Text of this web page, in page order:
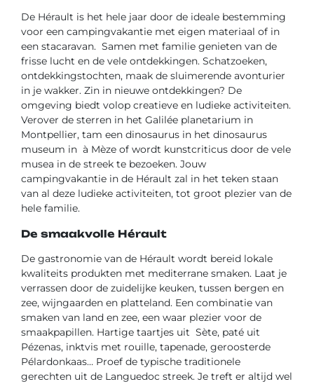
De Hérault is het hele jaar door de ideale bestemming
voor een campingvakantie met eigen materiaal of in
een stacaravan. Samen met familie genieten van de
frisse lucht en de vele ontdekkingen. Schatzoeken,
ontdekkingstochten, maak de sluimerende avonturier
in je wakker. Zin in nieuwe ontdekkingen? De
omgeving biedt volop creatieve en ludieke activiteiten.
Verover de sterren in het Galilée planetarium in
Montpellier, tam een dinosaurus in het dinosaurus
museum in à Mèze of wordt kunstcriticus door de vele
musea in de streek te bezoeken. Jouw
campingvakantie in de Hérault zal in het teken staan
van al deze ludieke activiteiten, tot groot plezier van de
hele familie.
De smaakvolle Hérault
De gastronomie van de Hérault wordt bereid lokale
kwaliteits produkten met mediterrane smaken. Laat je
verrassen door de zuidelijke keuken, tussen bergen en
zee, wijngaarden en platteland. Een combinatie van
smaken van land en zee, een waar plezier voor de
smaakpapillen. Hartige taartjes uit Sète, paté uit
Pézenas, inktvis met rouille, tapenade, geroosterde
Pélardonkaas… Proef de typische traditionele
gerechten uit de Languedoc streek. Je treft er altijd wel